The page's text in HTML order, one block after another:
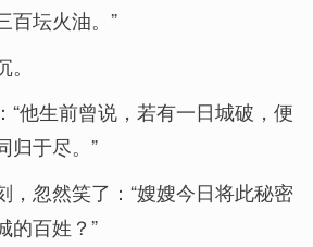
百坛火油。”
“他生前曾说，若有一日城破，便
归于尽。”
，忽然笑了：“嫂嫂今日将此秘密
的百姓？”